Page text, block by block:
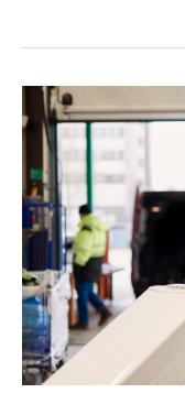
Kierrätyskeskus
johdattaa
kohti
kiertotaloutta
EKOenergian
voimin